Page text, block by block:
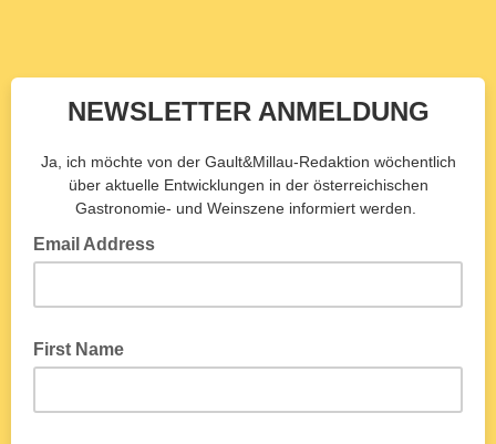
NEWSLETTER ANMELDUNG
Ja, ich möchte von der Gault&Millau-Redaktion wöchentlich
über aktuelle Entwicklungen in der österreichischen
Gastronomie- und Weinszene informiert werden.
Email Address
First Name